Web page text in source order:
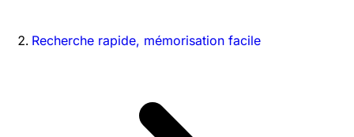
Recherche rapide, mémorisation facile